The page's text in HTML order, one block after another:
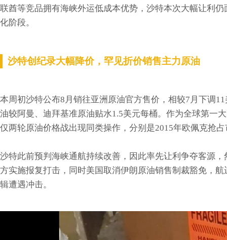
联酋等竞品拥有海峡外运低成本优势，沙特本次大幅让利
化阶段。
沙特创纪录大幅降价，罕见折价销售主力原油
本周初沙特公布8月销往亚洲原油官方售价，相较7月下调
油较阿曼、迪拜基准原油贴水1.5美元每桶。作为全球第一
仅两轮原油价格战出现同类操作，分别是2015年欧佩克抢
沙特此前预判海峡通航持续改善，因此率先让利争夺客源
方实施报复打击，同时美国取消伊朗原油销售制裁豁免，
辑遭遇冲击。